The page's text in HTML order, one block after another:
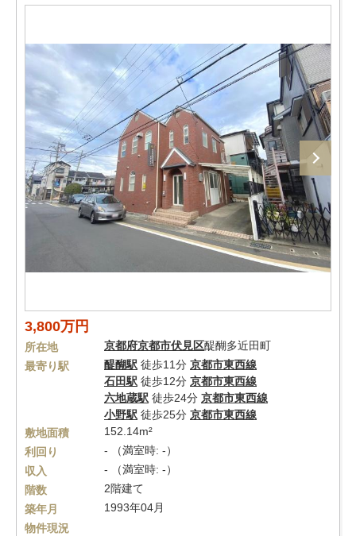
3,800万円
所在地 京都府京都市伏見区醍醐多近田町
最寄り駅
醍醐駅 徒歩11分 京都市東西線
石田駅 徒歩12分 京都市東西線
六地蔵駅 徒歩24分 京都市東西線
小野駅 徒歩25分 京都市東西線
敷地面積
152.14m²
利回り
- （満室時: -）
収入
- （満室時: -）
階数
2階建て
築年月
1993年04月
物件現況